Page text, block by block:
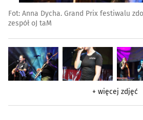
Fot: Anna Dycha. Grand Prix festiwalu
zespół oJ taM
+ więcej zdjęć